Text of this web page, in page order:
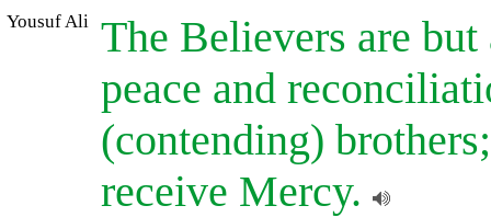
Yousuf Ali The Believers are
peace and
(contending)
receive Mercy.